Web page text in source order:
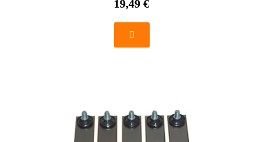
19,49 €